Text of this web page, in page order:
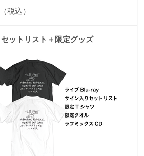
税込）
ットリスト＋限定グッズ